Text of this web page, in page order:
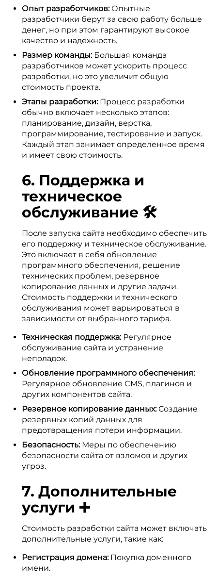
Опыт разработчиков:Опытные
разработчики берут за свою работу больше
денег, но при этом гарантируют высокое
качество и надежность.
Размер команды:Большая команда
разработчиков может ускорить процесс
разработки, но это увеличит общую
стоимость проекта.
Этапы разработки:Процесс разработки
обычно включает несколько этапов:
планирование, дизайн, верстка,
программирование, тестирование и запуск.
Каждый этап занимает определенное время
и имеет свою стоимость.
6. Поддержка и
техническое
обслуживание 🛠️
После запуска сайта необходимо обеспечить
его поддержку и техническое обслуживание.
Это включает в себя обновление
программного обеспечения, решение
технических проблем, резервное
копирование данных и другие задачи.
Стоимость поддержки и технического
обслуживания может варьироваться в
зависимости от выбранного тарифа.
Техническая поддержка:Регулярное
обслуживание сайта и устранение
неполадок.
Обновление программного обеспечения:
Регулярное обновление CMS, плагинов и
других компонентов сайта.
Резервное копирование данных:Создание
резервных копий данных для
предотвращения потери информации.
Безопасность:Меры по обеспечению
безопасности сайта от взломов и других
угроз.
7. Дополнительные
услуги ➕
Стоимость разработки сайта может включать
дополнительные услуги, такие как:
Регистрация домена:Покупка доменного
имени.